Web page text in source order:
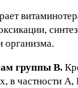
организма.
группы B.
в частности